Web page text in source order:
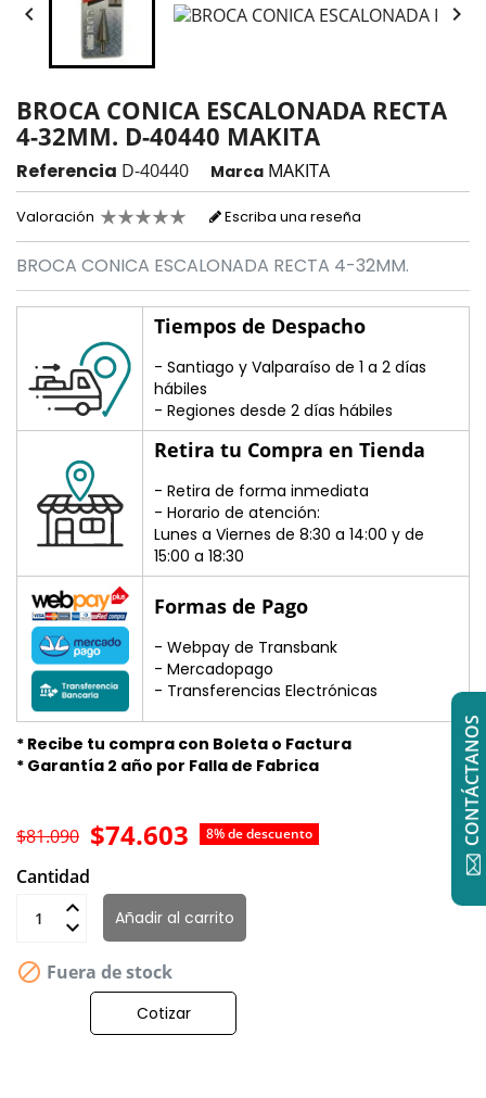
 
BROCA CONICA ESCALONADA RECTA
4-32MM. D-40440 MAKITA
Referencia D-40440 Marca MAKITA
Valoración Escriba una reseña
BROCA CONICA ESCALONADA RECTA 4-32MM.
Tiempos de Despacho
- Santiago y Valparaíso de 1 a 2 días
hábiles
- Regiones desde 2 días hábiles
Retira tu Compra en Tienda
- Retira de forma inmediata
- Horario de atención:
Lunes a Viernes de 8:30 a 14:00 y de
15:00 a 18:30
Formas de Pago
- Webpay de Transbank
- Mercadopago
- Transferencias Electrónicas
* Recibe tu compra con Boleta o Factura
* Garantía 2 año por Falla de Fabrica
$74.603 8% de descuento
$81.090
Cantidad
Añadir al carrito
 Fuera de stock
Cotizar
CONTÁCTANOS